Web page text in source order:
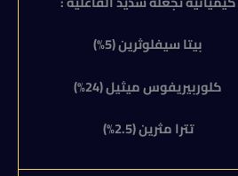
بيتا سيفلوثرين (5%)
كلوربيريفوس ميثيل (24%)
تترا مثرين (2.5%)